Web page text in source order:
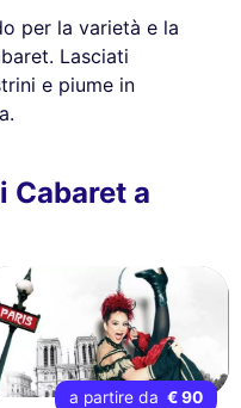
per la varietà e la
Lasciati
e piume in
Cabaret a
a partire da € 90